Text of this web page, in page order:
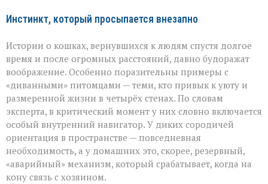
Инстинкт, который просыпается внезапно
Истории о кошках, вернувшихся к людям спустя долгое
время и после огромных расстояний, давно будоражат
воображение. Особенно поразительны примеры с
«диванными» питомцами — теми, кто привык к уюту и
размеренной жизни в четырёх стенах. По словам
эксперта, в критический момент у них словно включается
особый внутренний навигатор. У диких сородичей
ориентация в пространстве — повседневная
необходимость, а у домашних это, скорее, резервный,
«аварийный» механизм, который срабатывает, когда на
кону связь с хозяином.